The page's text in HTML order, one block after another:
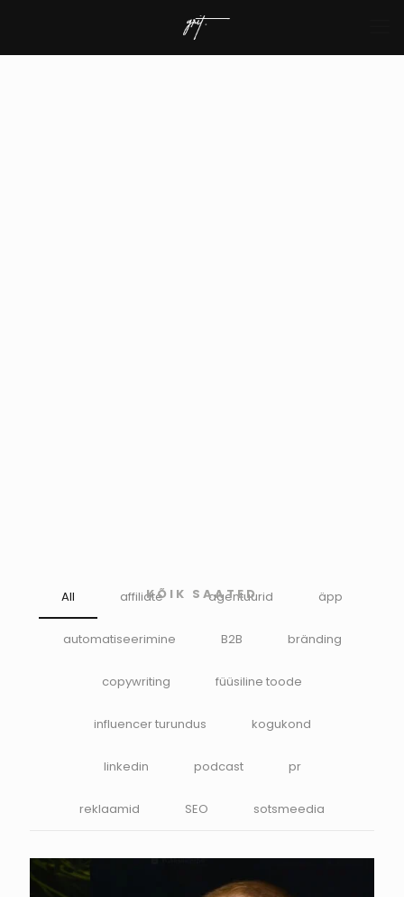
KÕIK SAATED
All affiliate agentuurid äpp
automatiseerimine B2B bränding
copywriting füüsiline toode
influencer turundus kogukond
linkedin podcast pr
reklaamid SEO sotsmeedia